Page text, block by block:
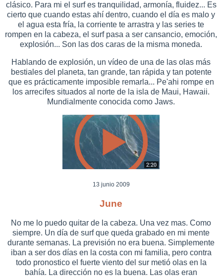
clásico. Para mi el surf es tranquilidad, armonía, fluidez... Es
cierto que cuando estas ahí dentro, cuando el día es malo y
el agua esta fría, la corriente te arrastra y las series te
rompen en la cabeza, el surf pasa a ser cansancio, emoción,
explosión... Son las dos caras de la misma moneda.
Hablando de explosión, un vídeo de una de las olas más
bestiales del planeta, tan grande, tan rápida y tan potente
que es prácticamente imposible remarla... Pe'ahi rompe en
los arrecifes situados al norte de la isla de Maui, Hawaii.
Mundialmente conocida como Jaws.
13 junio 2009
June
No me lo puedo quitar de la cabeza. Una vez mas. Como
siempre. Un día de surf que queda grabado en mi mente
durante semanas. La previsión no era buena. Simplemente
iban a ser dos días en la costa con mi familia, pero contra
todo pronostico el fuerte viento del sur metió olas en la
bahía. La dirección no es la buena. Las olas eran